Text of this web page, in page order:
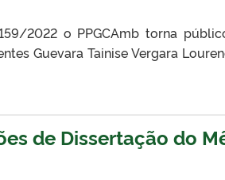
2022 o PPGCAmb torna
Guevara Tainise Vergara
de Dissertação do